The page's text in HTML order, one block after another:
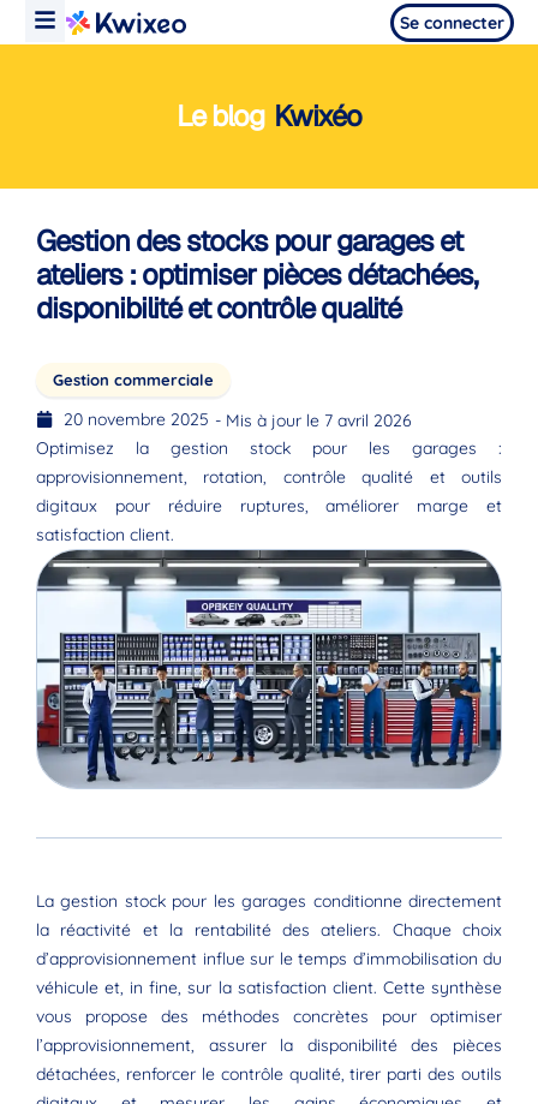
Se connecter
Le blog Kwixéo
Gestion des stocks pour garages et
ateliers : optimiser pièces détachées,
disponibilité et contrôle qualité
Gestion commerciale
20 novembre 2025 - Mis à jour le 7 avril 2026
Optimisez la gestion stock pour les garages :
approvisionnement, rotation, contrôle qualité et outils
digitaux pour réduire ruptures, améliorer marge et
satisfaction client.
La gestion stock pour les garages conditionne directement
la réactivité et la rentabilité des ateliers. Chaque choix
d’approvisionnement influe sur le temps d’immobilisation du
véhicule et, in fine, sur la satisfaction client. Cette synthèse
vous propose des méthodes concrètes pour optimiser
l’approvisionnement, assurer la disponibilité des pièces
détachées, renforcer le contrôle qualité, tirer parti des outils